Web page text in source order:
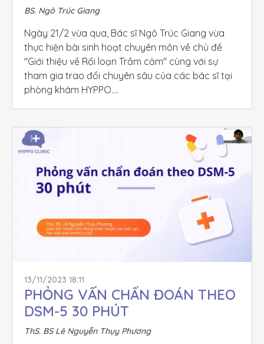
BS. Ngô Trúc Giang
Ngày 21/2 vừa qua, Bác sĩ Ngô Trúc Giang vừa
thực hiện bài sinh hoạt chuyên môn về chủ đề
"Giới thiệu về Rối loạn Trầm cảm" cùng với sự
tham gia trao đổi chuyên sâu của các bác sĩ tại
phòng khám HYPPO.
13/11/2023 18:11
PHỎNG VẤN CHẨN ĐOÁN THEO
DSM-5 30 PHÚT
ThS. BS Lê Nguyễn Thụy Phương